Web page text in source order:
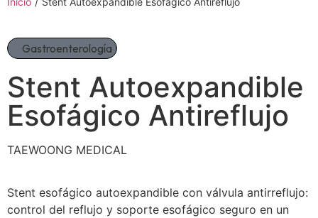
Gastroenterología
Stent Autoexpandible
Esofágico Antireflujo
TAEWOONG MEDICAL
Stent esofágico autoexpandible con válvula antirreflujo:
control del reflujo y soporte esofágico seguro en un